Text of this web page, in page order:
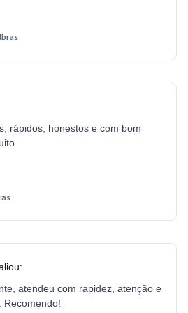
rápidos, honestos e com bom
atendeu com rapidez, atenção e
Recomendo!